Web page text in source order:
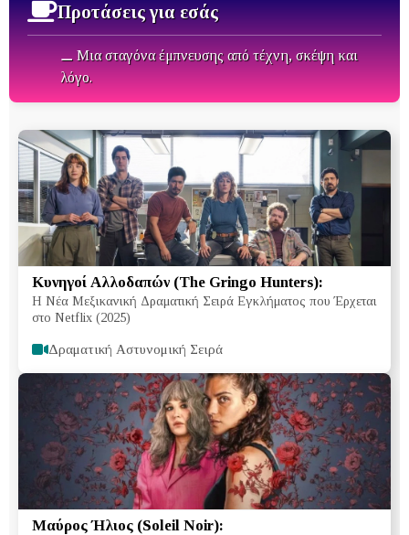
Προτάσεις για εσάς
⚊ Μια σταγόνα έμπνευσης από τέχνη, σκέψη και
λόγο.
Κυνηγοί Αλλοδαπών (The Gringo Hunters):
Η Νέα Μεξικανική Δραματική Σειρά Εγκλήματος που Έρχεται
στο Netflix (2025)
Δραματική Αστυνομική Σειρά
Μαύρος Ήλιος (Soleil Noir):